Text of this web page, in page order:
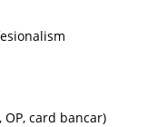
card bancar)